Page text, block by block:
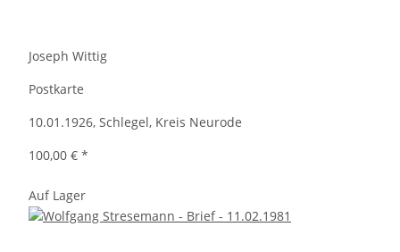
Joseph Wittig
Postkarte
10.01.1926, Schlegel, Kreis Neurode
100,00 € *
Auf Lager